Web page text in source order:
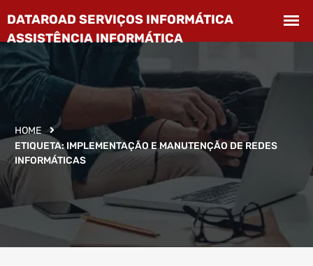
HOME
ETIQUETA:IMPLEMENTAÇÃO E MANUTENÇÃO DE REDES
INFORMÁTICAS